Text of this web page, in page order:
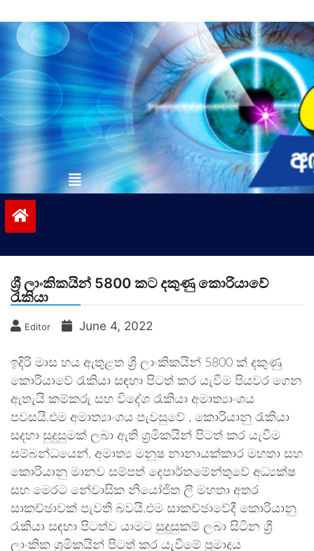
to
contentvinivida.lk
ශ්‍රී ලාංකිකයින් 5800 කට දකුණු කොරියාවේ
රැකියා
Editor June 4, 2022
ඉදිරි මාස හය ඇතුළත ශ්‍රී ලාංකිකයින් 5800 ක් දකුණු
කොරියාවේ රැකියා සඳහා පිටත් කර යැවීම පියවර ගෙන
ඇතැයි කම්කරු සහ විදේශ රැකියා අමාත්‍යාංශය
පවසයි.එම අමාත්‍යාංශය පැවසුවේ , කොරියානු රැකියා
සදහා සුදුසුමක් ලබා ඇති ශ්‍රමිකයින් පිටත් කර යැවීම
සම්බන්ධයෙන්, අමාත්‍ය මනූෂ නානායක්කාර මහතා සහ
කොරියානු මානව සම්පත් දෙපාර්තමේන්තුවේ අධ්‍යක්ෂ
සහ මෙරට නේවාසික නියෝජිත ලී මහතා අතර
සාකච්ඡාවක් පැවති බවයි.එම සාකච්ඡාවේදී කොරියානු
රැකියා සඳහා පිටත්ව යාමට සුදුසුකම් ලබා සිටින ශ්‍රී
ලාංකික ශ්‍රමිකයින් පිටත් කර යැවීමේ ප්‍රමාදය